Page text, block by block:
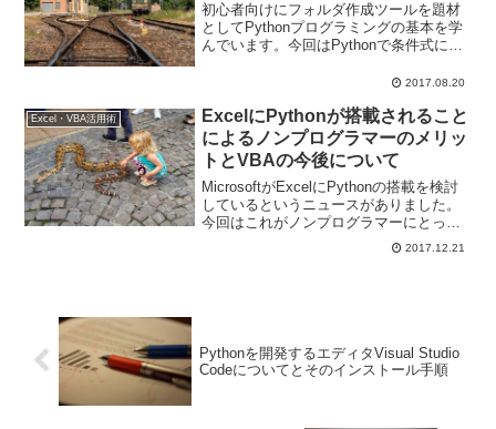
初心者向けにフォルダ作成ツールを題材
としてPythonプログラミングの基本を学
んでいます。今回はPythonで条件式によ
文を使う方法をお伝えします。 2017.08.20
Excel・VBA活用術
ExcelにPythonが搭載されること
によるノンプログラマーのメリッ
トとVBAの今後について
MicrosoftがExcelにPythonの搭載を検討
しているというニュースがありました。
今回はこれがノンプログラマーにとって
どんなメリットをもたらすのか、また搭
載後のVBAがどうなるのかについても考
2017.12.21
Pythonを開発するエディタVisual Studio
Codeについてとそのインストール手順